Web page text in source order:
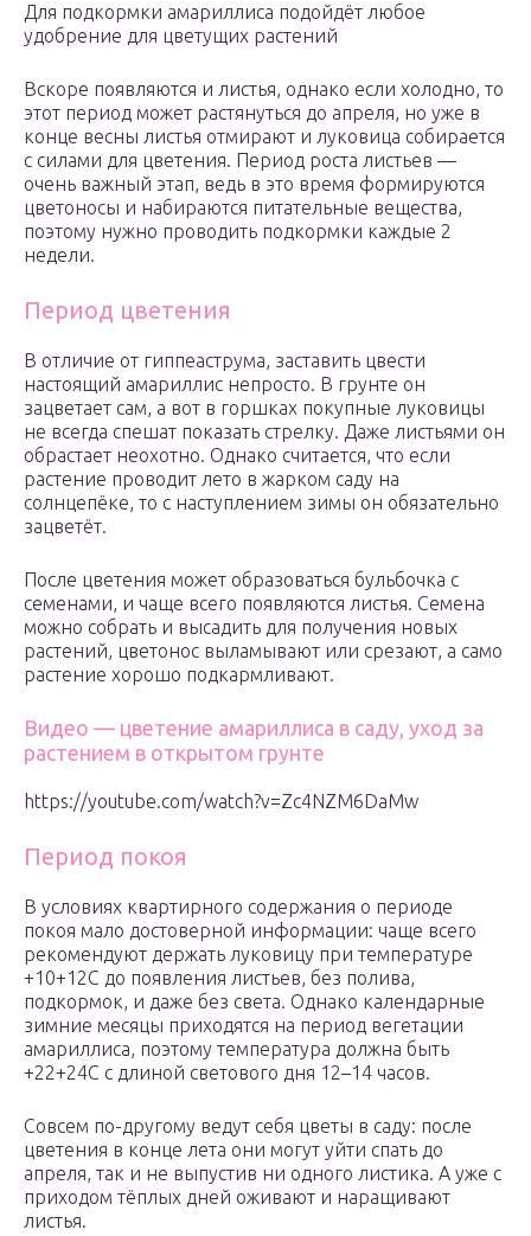
Для подкормки амариллиса подойдёт любое
удобрение для цветущих растений
Вскоре появляются и листья, однако если холодно, то
этот период может растянуться до апреля, но уже в
конце весны листья отмирают и луковица собирается
с силами для цветения. Период роста листьев —
очень важный этап, ведь в это время формируются
цветоносы и набираются питательные вещества,
поэтому нужно проводить подкормки каждые 2
недели.
Период цветения
В отличие от гиппеаструма, заставить цвести
настоящий амариллис непросто. В грунте он
зацветает сам, а вот в горшках покупные луковицы
не всегда спешат показать стрелку. Даже листьями он
обрастает неохотно. Однако считается, что если
растение проводит лето в жарком саду на
солнцепёке, то с наступлением зимы он обязательно
зацветёт.
После цветения может образоваться бульбочка с
семенами, и чаще всего появляются листья. Семена
можно собрать и высадить для получения новых
растений, цветонос выламывают или срезают, а само
растение хорошо подкармливают.
Видео — цветение амариллиса в саду, уход за
растением в открытом грунте
https://youtube.com/watch?v=Zc4NZM6DaMw
Период покоя
В условиях квартирного содержания о периоде
покоя мало достоверной информации: чаще всего
рекомендуют держать луковицу при температуре
+10+12С до появления листьев, без полива,
подкормок, и даже без света. Однако календарные
зимние месяцы приходятся на период вегетации
амариллиса, поэтому температура должна быть
+22+24С с длиной светового дня 12–14 часов.
Совсем по-другому ведут себя цветы в саду: после
цветения в конце лета они могут уйти спать до
апреля, так и не выпустив ни одного листика. А уже с
приходом тёплых дней оживают и наращивают
листья.